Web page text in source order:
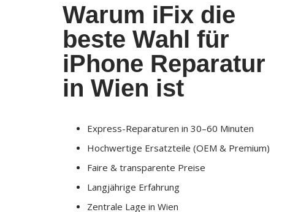
Warum iFix die
beste Wahl für
iPhone Reparatur
in Wien ist
Express-Reparaturen in 30–60 Minuten
Hochwertige Ersatzteile (OEM & Premium)
Faire & transparente Preise
Langjährige Erfahrung
Zentrale Lage in Wien